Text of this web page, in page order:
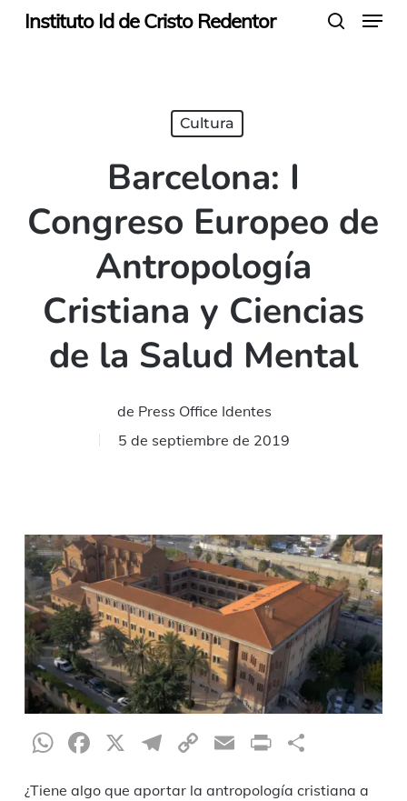
SkipInstituto Id de Cristo Redentor Menu
Cultura
Barcelona: I
Congreso Europeo de
Antropología
Cristiana y Ciencias
de la Salud Mental
de Press Office Identes
5 de septiembre de 2019
WhatsApp
Facebook
X Telegram
CopyEmailPrint
¿Tiene algo que aportar la antropología cristiana a